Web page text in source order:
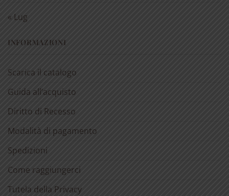
« Lug
INFORMAZIONI
Scarica il catalogo
Guida all’acquisto
Diritto di Recesso
Modalità di pagamento
Spedizioni
Come raggiungerci
Tutela della Privacy